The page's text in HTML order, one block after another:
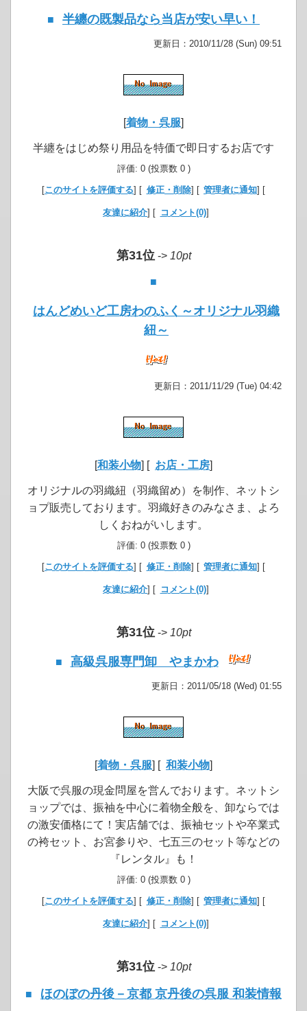
■ 半纏の既製品なら当店が安い早い！
更新日：2010/11/28 (Sun) 09:51
[着物・呉服]
半纏をはじめ祭り用品を特価で即日するお店です
評価: 0 (投票数 0 )
[このサイトを評価する] [ 修正・削除] [ 管理者に通知] [
友達に紹介] [ コメント(0)]
第31位-> 10pt
■
はんどめいど工房わのふく～オリジナル羽織
紐～
更新日：2011/11/29 (Tue) 04:42
[和装小物] [ お店・工房]
オリジナルの羽織紐（羽織留め）を制作、ネットシ
ョプ販売しております。羽織好きのみなさま、よろ
しくおねがいします。
評価: 0 (投票数 0 )
[このサイトを評価する] [ 修正・削除] [ 管理者に通知] [
友達に紹介] [ コメント(0)]
第31位-> 10pt
■ 高級呉服専門卸 やまかわ
更新日：2011/05/18 (Wed) 01:55
[着物・呉服] [ 和装小物]
大阪で呉服の現金問屋を営んでおります。ネットシ
ョップでは、振袖を中心に着物全般を、卸ならでは
の激安価格にて！実店舗では、振袖セットや卒業式
の袴セット、お宮参りや、七五三のセット等などの
『レンタル』も！
評価: 0 (投票数 0 )
[このサイトを評価する] [ 修正・削除] [ 管理者に通知] [
友達に紹介] [ コメント(0)]
第31位-> 10pt
■ ほのぼの丹後－京都 京丹後の呉服 和装情報